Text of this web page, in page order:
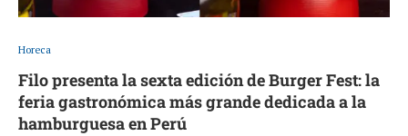
Horeca
Filo presenta la sexta edición de Burger Fest: la
feria gastronómica más grande dedicada a la
hamburguesa en Perú